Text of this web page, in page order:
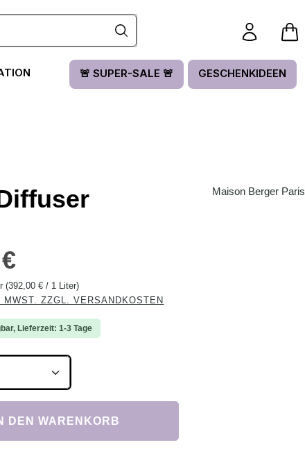
🚨 SUPER-SALE 🚨 GESCHENKIDEEN
Maison Berger Paris
(392,00 € / 1 Liter)
ZZGL. VERSANDKOSTEN
Lieferzeit: 1-3 Tage
Gib den gewünschten Wert ein
DEN WARENKORB